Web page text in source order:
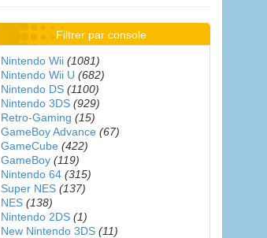
Filtrer par console
Nintendo Wii (1081)
Nintendo Wii U (682)
Nintendo DS (1100)
Nintendo 3DS (929)
Retro-Gaming (15)
GameBoy Advance (67)
GameCube (422)
GameBoy (119)
Nintendo 64 (315)
Super NES (137)
NES (138)
Nintendo 2DS (1)
New Nintendo 3DS (11)